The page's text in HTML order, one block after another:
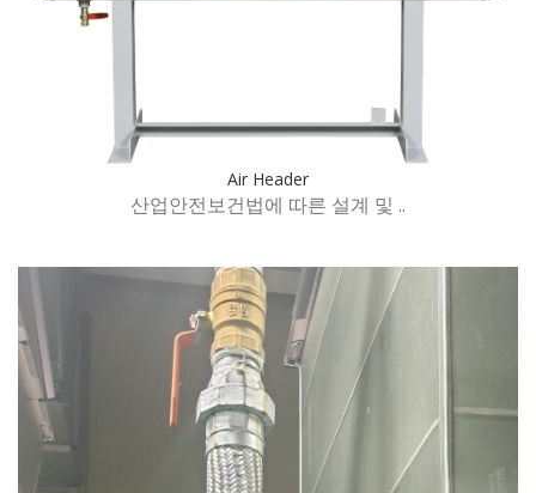
Air Header
산업안전보건법에 따른 설계 및 ..